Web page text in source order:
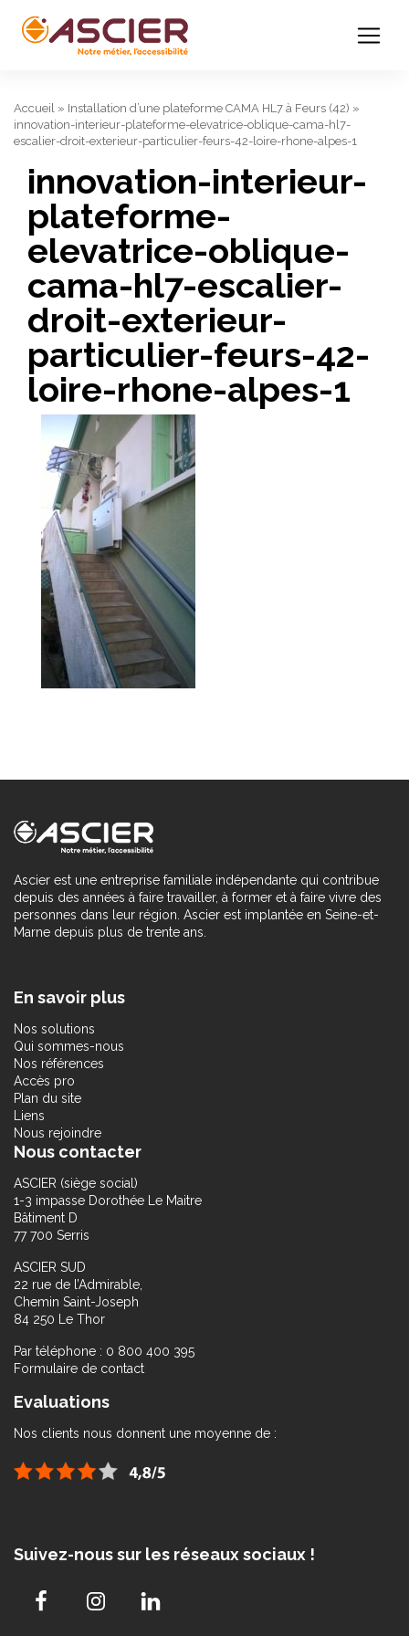
Accueil » Installation d’une plateforme CAMA HL7 à Feurs (42) »
innovation-interieur-plateforme-elevatrice-oblique-cama-hl7-
escalier-droit-exterieur-particulier-feurs-42-loire-rhone-alpes-1
innovation-interieur-
plateforme-
elevatrice-oblique-
cama-hl7-escalier-
droit-exterieur-
particulier-feurs-42-
loire-rhone-alpes-1
Ascier est une entreprise familiale indépendante qui contribue
depuis des années à faire travailler, à former et à faire vivre des
personnes dans leur région. Ascier est implantée en Seine-et-
Marne depuis plus de trente ans.
En savoir plus
Nos solutions
Qui sommes-nous
Nos références
Accès pro
Plan du site
Liens
Nous rejoindre
Nous contacter
ASCIER (siège social)
1-3 impasse Dorothée Le Maitre
Bâtiment D
77 700 Serris
ASCIER SUD
22 rue de l’Admirable,
Chemin Saint-Joseph
84 250 Le Thor
Par téléphone : 0 800 400 395
Formulaire de contact
Evaluations
Nos clients nous donnent une moyenne de :
Suivez-nous sur les réseaux sociaux !